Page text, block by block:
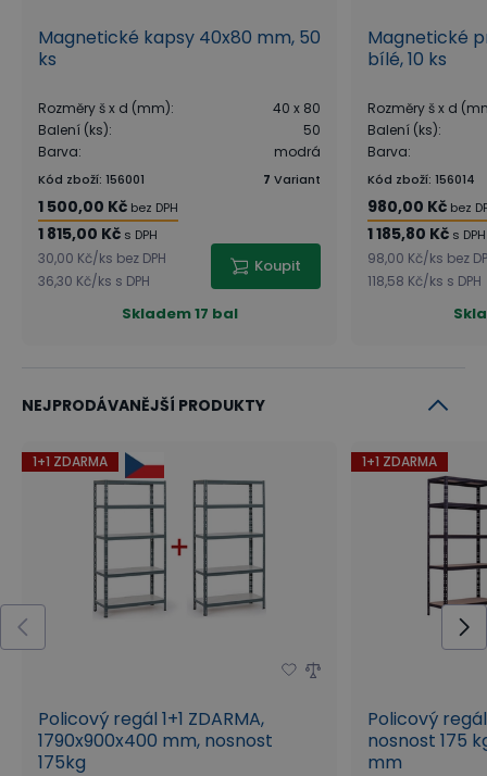
Magnetické kapsy 40x80 mm, 50
ks
Rozměry š x d (mm):
40 x 80
Balení (ks):
50
Barva: modrá
Kód zboží: 156001 7 Variant
1 500,00 Kč bez DPH
1 815,00 Kč s DPH
30,00 Kč/ks bez DPH
36,30 Kč/ks s DPH
Koupit
Skladem17 bal
Magnetické
bílé, 10 ks
Rozměry š x d
Balení (ks):
Barva:
Kód zboží: 156014
980,00 Kč bez
1 185,80 Kč s DPH
98,00 Kč/ks bez
118,58 Kč/ks s DPH
NEJPRODÁVANĚJŠÍ PRODUKTY
1+1 ZDARMA
Policový regál 1+1 ZDARMA,
1790x900x400 mm, nosnost
175kg
1+1 ZDARMA
Policový regál
nosnost 175
mm